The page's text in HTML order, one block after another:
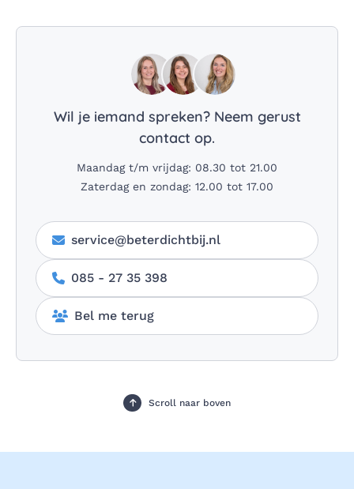
Wil je iemand spreken? Neem gerust
contact op.
Maandag t/m vrijdag: 08.30 tot 21.00
Zaterdag en zondag: 12.00 tot 17.00
service@beterdichtbij.nl
085 - 27 35 398
Bel me terug
Scroll naar boven